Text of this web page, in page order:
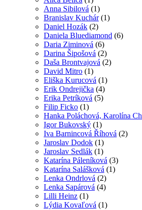
Anna Sibilová (1)
Branislav Kuchár(1)
Daniel Hozák (2)
Daniela Bluediamond (6)
Daria Ziminová (6)
Darina Šipošová (2)
Daša Brontvajová (2)
David Mitro (1)
Eliška Kurucová (1)
Erik Ondrejička (4)
Erika Petríková (5)
Filip Ficko (1)
Hanka Poláchová, Karolína
Igor Bukovský (1)
Iva Barnincová Říhová (2)
Jaroslav Dodok (1)
Jaroslav Sedlák (1)
Katarína Páleníková (3)
Katarína Salášková (1)
Lenka Ondrlová (2)
Lenka Sapárová (4)
Lilli Heinz (1)
Lýdia Kovaľová (1)